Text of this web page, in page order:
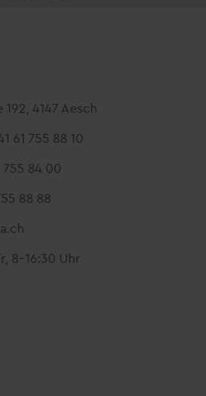
192, 4147 Aesch
61 755 88 10
755 84 00
88 88
8-16:30 Uhr